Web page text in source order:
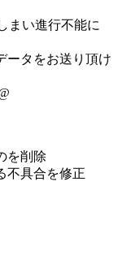
まい進行不能に
ータをお送り頂け
を削除
不具合を修正